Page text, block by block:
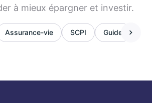
à mieux épargner et investir.
Assurance-vie SCPI Guide